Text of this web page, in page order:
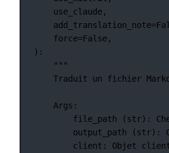
use_claude,
add_translation_note=
force=False,
):
"""
Traduit un fichier
Args:
file_path (str):
output_path (str):
client: Objet